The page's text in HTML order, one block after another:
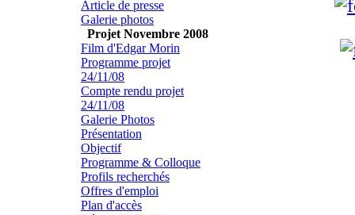
Article de presse
Galerie photos
Projet Novembre 2008
Film d'Edgar Morin
Programme projet
24/11/08
Compte rendu projet
24/11/08
Galerie Photos
Présentation
Objectif
Programme & Colloque
Profils recherchés
Offres d'emploi
Plan d'accès